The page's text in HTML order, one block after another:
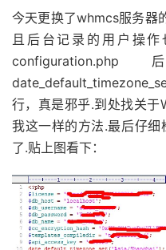
今天更换了whmcs服务器
且后台记录的用户操
行，真是邪乎.到处找关于
我这一样的方法.最后仔
了.贴上图看下：